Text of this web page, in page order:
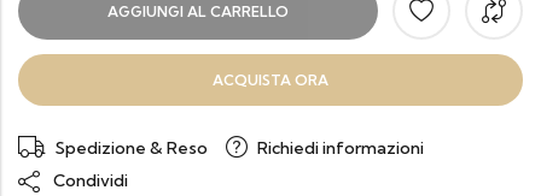
AGGIUNGI AL CARRELLO
ACQUISTA ORA
Spedizione & Reso
Richiedi informazioni
Condividi